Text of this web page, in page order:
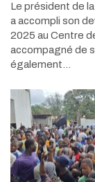
Le président de
a accompli son
2025 au Centre
accompagné de
également…